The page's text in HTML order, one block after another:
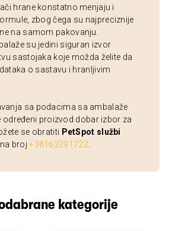
hrane konstatno menjaju i
zbog čega su najpreciznije
na samom pakovanju.
su jedini siguran izvor
sastojaka koje možda želite da
o sastavu i hranljivim
sa podacima sa ambalaže
određeni proizvod dobar izbor za
se obratiti PetSpot službi
broj+38163291722
kategorije